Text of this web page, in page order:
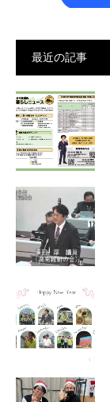
最近の記事